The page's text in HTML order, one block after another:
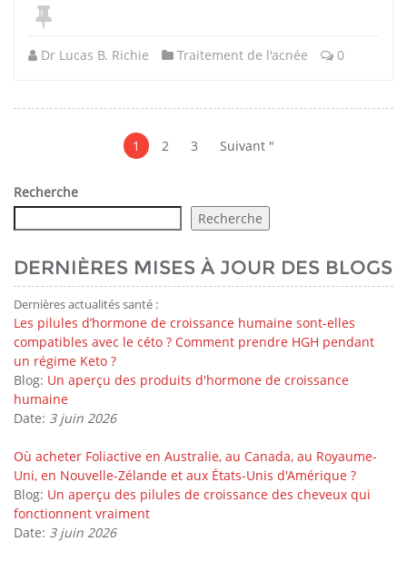
Dr Lucas B. Richie Traitement de l'acnée 0
Pagination1 2 3 Suivant "
Recherche
Recherche
DERNIÈRES MISES À JOUR DES BLOGS
Dernières actualités santé :
Les pilules d’hormone de croissance humaine sont-elles
compatibles avec le céto ? Comment prendre HGH pendant
un régime Keto ?
Blog: Un aperçu des produits d'hormone de croissance
humaine
Date: 3 juin 2026
Où acheter Foliactive en Australie, au Canada, au Royaume-
Uni, en Nouvelle-Zélande et aux États-Unis d'Amérique ?
Blog: Un aperçu des pilules de croissance des cheveux qui
fonctionnent vraiment
Date: 3 juin 2026